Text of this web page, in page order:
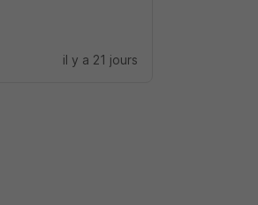
il y a 21 jours